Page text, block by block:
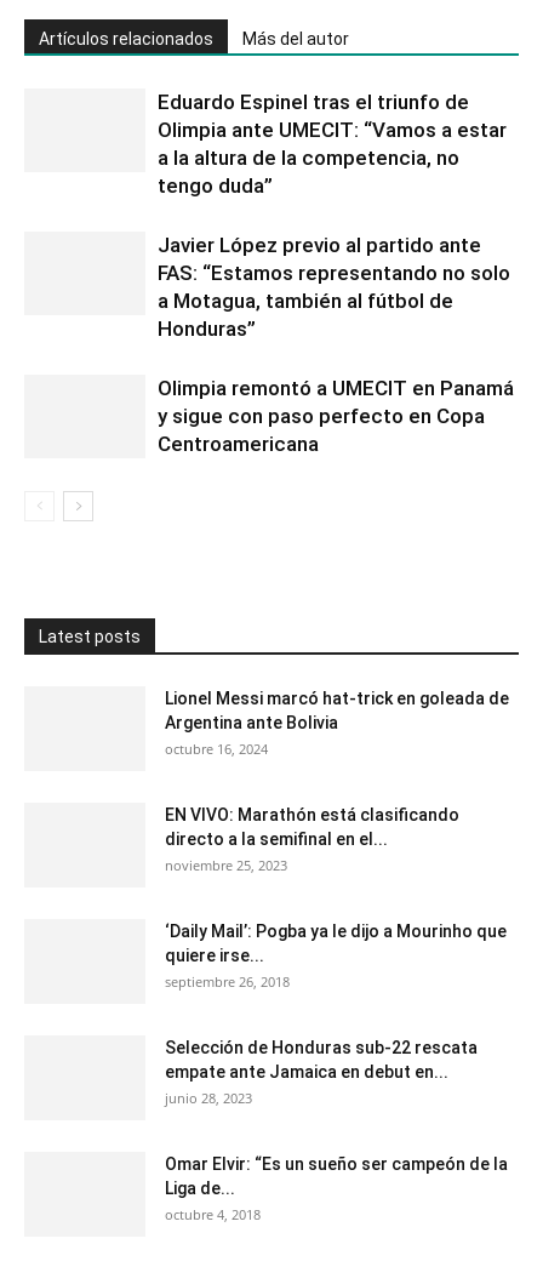
Artículos relacionados Más del autor
Eduardo Espinel tras el triunfo de
Olimpia ante UMECIT: “Vamos a estar
a la altura de la competencia, no
tengo duda”
Javier López previo al partido ante
FAS: “Estamos representando no solo
a Motagua, también al fútbol de
Honduras”
Olimpia remontó a UMECIT en Panamá
y sigue con paso perfecto en Copa
Centroamericana
Latest posts
Lionel Messi marcó hat-trick en goleada de
Argentina ante Bolivia
octubre 16, 2024
EN VIVO: Marathón está clasificando
directo a la semifinal en el...
noviembre 25, 2023
‘Daily Mail’: Pogba ya le dijo a Mourinho que
quiere irse...
septiembre 26, 2018
Selección de Honduras sub-22 rescata
empate ante Jamaica en debut en...
junio 28, 2023
Omar Elvir: “Es un sueño ser campeón de la
Liga de...
octubre 4, 2018